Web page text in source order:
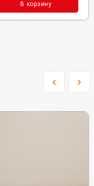
В корзину